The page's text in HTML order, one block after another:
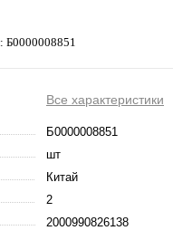
Б0000008851
Все характеристики
Б0000008851
шт
Китай
2
2000990826138